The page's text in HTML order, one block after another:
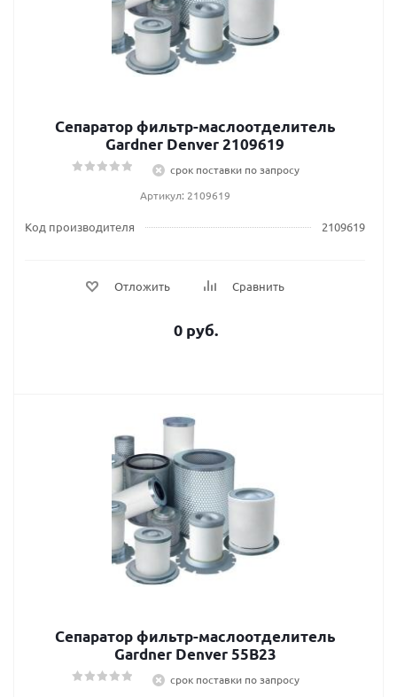
Сепаратор фильтр-маслоотделитель
Gardner Denver 2109619
срок поставки по запросу
Артикул: 2109619
Код производителя 2109619
Отложить Сравнить
0 руб.
Сепаратор фильтр-маслоотделитель
Gardner Denver 55B23
срок поставки по запросу